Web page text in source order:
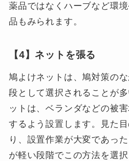
薬品ではなくハーブなど環
品もみられます。
【4】ネットを張る
鳩よけネットは、鳩対策の
段として選択されることが
ットは、ベランダなどの被
するよう設置します。見た
り、設置作業が大変であっ
が軽い段階でこの方法を選